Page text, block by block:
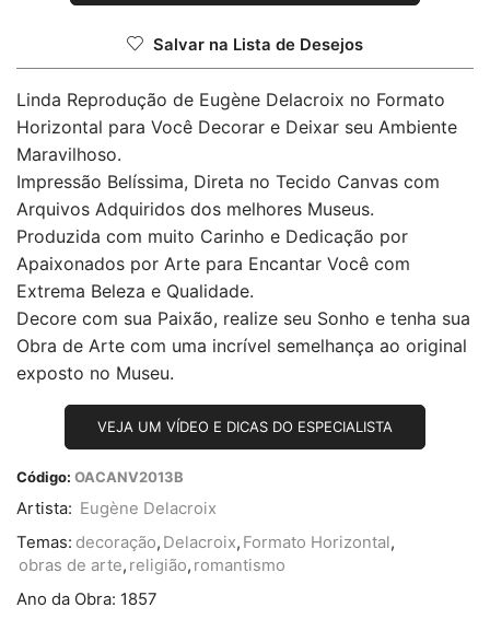
Salvar na Lista de Desejos
Linda Reprodução de Eugène Delacroix no Formato
Horizontal para Você Decorar e Deixar seu Ambiente
Maravilhoso.
Impressão Belíssima, Direta no Tecido Canvas com
Arquivos Adquiridos dos melhores Museus.
Produzida com muito Carinho e Dedicação por
Apaixonados por Arte para Encantar Você com
Extrema Beleza e Qualidade.
Decore com sua Paixão, realize seu Sonho e tenha sua
Obra de Arte com uma incrível semelhança ao original
exposto no Museu.
VEJA UM VÍDEO E DICAS DO ESPECIALISTA
Código: OACANV2013B
Artista: Eugène Delacroix
Temas: decoração, Delacroix, Formato Horizontal,
obras de arte, religião, romantismo
Ano da Obra: 1857